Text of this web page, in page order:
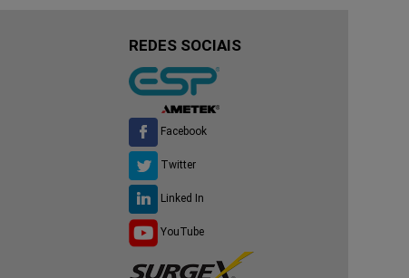
REDES SOCIAIS
Facebook
Twitter
Linked In
YouTube